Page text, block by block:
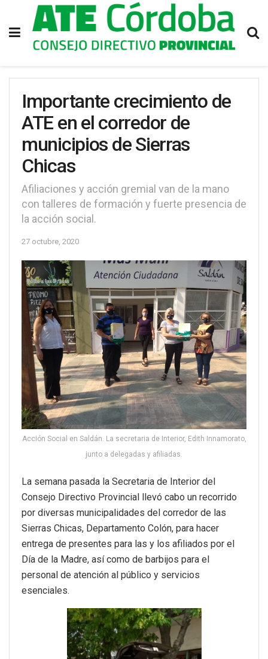
Importante crecimiento de
ATE en el corredor de
municipios de Sierras
Chicas
Afiliaciones y acción gremial van de la mano
con talleres de formación y fuerte presencia de
la acción social.
27 octubre, 2020
Acción Social en Saldán. La secretaria de Interior, Edith Innamorato,
junto a delegadas y afiliadas.
La semana pasada la Secretaria de Interior del
Consejo Directivo Provincial llevó cabo un recorrido
por diversas municipalidades del corredor de las
Sierras Chicas, Departamento Colón, para hacer
entrega de presentes para las y los afiliados por el
Día de la Madre, así como de barbijos para el
personal de atención al público y servicios
esenciales.